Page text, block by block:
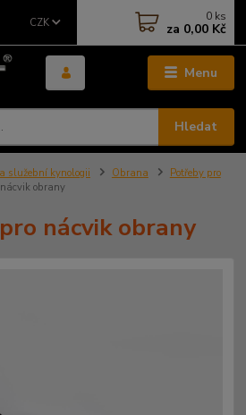
Menu
CZK
Hledat
0 ks
za 0,00 Kč
služební kynologii Obrana
Potřeby pro
obrany
nácvik obrany